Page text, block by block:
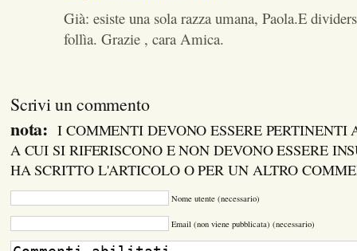
Già: esiste una sola razza umana, Paola.E
follìa. Grazie , cara Amica.
Scrivi un commento
nota:I COMMENTI DEVONO ESSERE PERTINENTI
A CUI SI RIFERISCONO E NON DEVONO ESSERE
HA SCRITTO L'ARTICOLO O PER UN ALTRO
Nome utente (necessario)
Email (non viene pubblicata) (necessario)